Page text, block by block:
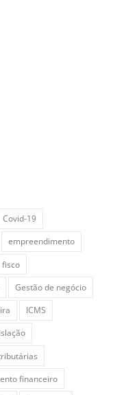
Covid-19
empreendimento
fisco
Gestão de negócio
ICMS
financeiro